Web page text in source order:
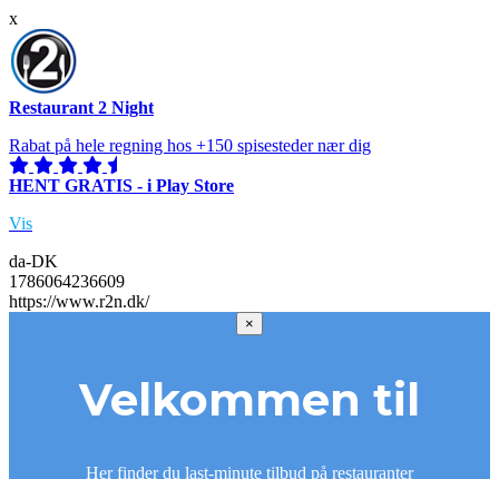
x
Restaurant 2 Night
Rabat på hele regning hos +150 spisesteder nær dig
HENT GRATIS - i Play Store
Vis
da-DK
1786064236609
https://www.r2n.dk/
×
Velkommen til
Her finder du last-minute tilbud på restauranter